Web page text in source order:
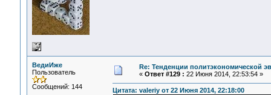
ВедиИже
Пользователь
Сообщений: 144
Re: Тенденции политэкономической
« Ответ #129 : 22 Июня 2014, 22:53:54 »
Цитата: valeriy от 22 Июня 2014, 22:18:00